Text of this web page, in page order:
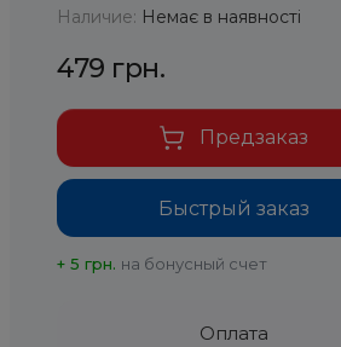
Наличие: Немає в наявності
479 грн.
Быстрый заказ
Предзаказ
+ 5 грн. на бонусный счет
Оплата